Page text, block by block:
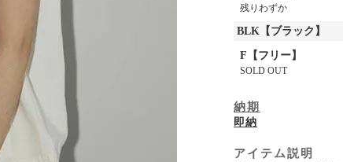
残りわずか
BLK【ブラック】
F【フリー】
SOLD OUT
納期
即納
アイテム説明